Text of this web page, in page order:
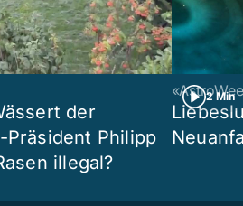
der
Präsident Philipp
illegal?
2 Min